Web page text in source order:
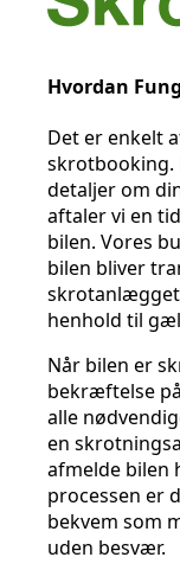
Hvordan
Det er enkelt
skrotbooking.
detaljer om
aftaler vi en
bilen. Vores
bilen bliver
henhold til
Når bilen er
bekræftelse
alle
en
afmelde bilen
processen er
bekvem som
uden besvær.